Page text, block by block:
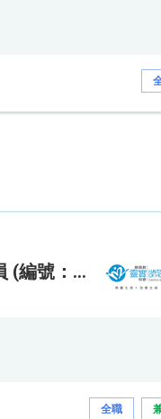
助理復康服務員 (編號：RSD/ARSW/CTE)
全職